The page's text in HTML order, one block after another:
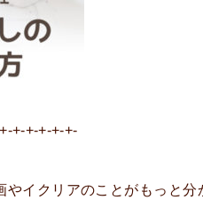
+-+-+-+-+-
やイクリアのことがもっと